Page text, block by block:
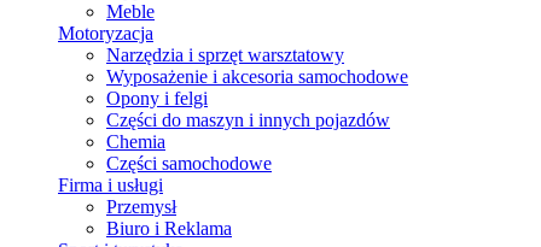
Meble
Motoryzacja
Narzędzia i sprzęt warsztatowy
Wyposażenie i akcesoria samochodowe
Opony i felgi
Części do maszyn i innych pojazdów
Chemia
Części samochodowe
Firma i usługi
Przemysł
Biuro i Reklama